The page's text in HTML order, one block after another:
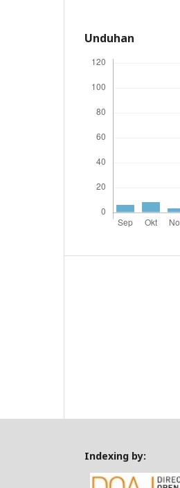
Unduhan
Indexing by: